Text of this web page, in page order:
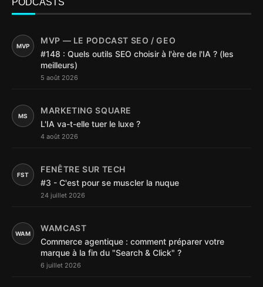
MVP
MVP — LE PODCAST SEO / GEO
#148 : Quels outils SEO choisir à l'ère de l'IA ? (les
meilleurs)
5 août 2026
MS
MARKETING SQUARE
L'IA va-t-elle tuer le luxe ?
4 août 2026
FST
FENÊTRE SUR TECH
#3 - C'est pour se muscler la nuque
24 juillet 2026
WAM
WAMCAST
Commerce agentique : comment préparer votre
marque à la fin du "Search & Click" ?
6 juillet 2026